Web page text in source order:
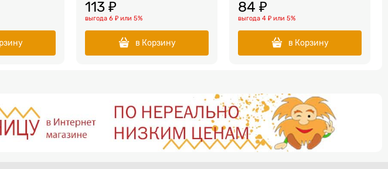
113 ₽
выгода6 ₽ или5%
в Корзину
84 ₽
выгода4 ₽ или5%
в Корзину